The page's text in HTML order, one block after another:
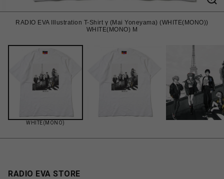
RADIO EVA Illustration T-Shirt γ (Mai Yoneyama) (WHITE(MONO))
WHITE(MONO) M
WHITE(MONO)
RADIO EVA STORE